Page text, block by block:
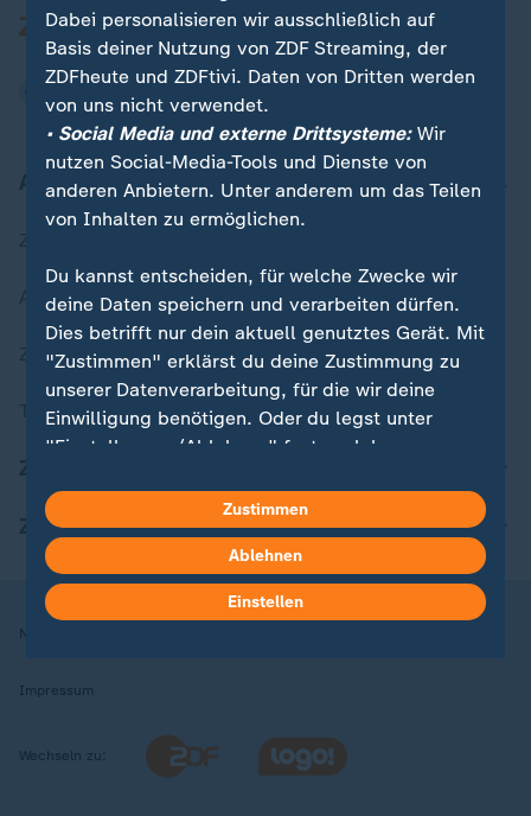
Aktuell bei ZDFheute
Aktuelle Sendungs-Videos
ZDFheute Stories
Themen im Überblick
ZDFheute Apps
Nutzungsbedingungen
Impressum
Wechseln zu:
Dabei personalisieren wir ausschließlich auf
Basis deiner Nutzung von ZDF Streaming, der
ZDFheute und ZDFtivi. Daten von Dritten werden
von uns nicht verwendet.
• Social Media und externe Drittsysteme:Wir
nutzen Social-Media-Tools und Dienste von
anderen Anbietern. Unter anderem um das Teilen
von Inhalten zu ermöglichen.
Du kannst entscheiden, für welche Zwecke wir
deine Daten speichern und verarbeiten dürfen.
Dies betrifft nur dein aktuell genutztes Gerät. Mit
"Zustimmen" erklärst du deine Zustimmung zu
unserer Datenverarbeitung, für die wir deine
Einwilligung benötigen. Oder du legst unter
"Einstellungen/Ablehnen" fest, welchen
welchen nicht. Deine Datenschutzeinstellungen
kannst du jederzeit mit Wirkung für die Zukunft
in deinen Einstellungen widerrufen oder ändern.
Hier findest du das Impressum.
Zustimmen
Ablehnen
Einstellen